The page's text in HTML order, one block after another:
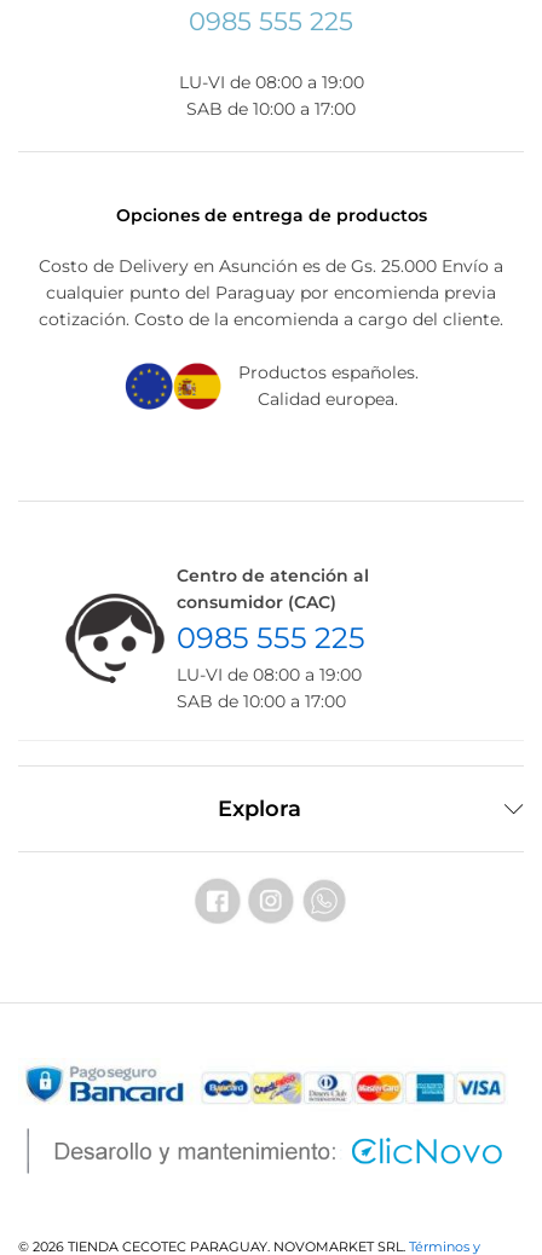
0985 555 225
LU-VI de 08:00 a 19:00
SAB de 10:00 a 17:00
Opciones de entrega de productos
Costo de Delivery en Asunción es de Gs. 25.000 Envío a
cualquier punto del Paraguay por encomienda previa
cotización. Costo de la encomienda a cargo del cliente.
Productos españoles.
Calidad europea.
Centro de atención al
consumidor (CAC)
0985 555 225
LU-VI de 08:00 a 19:00
SAB de 10:00 a 17:00
Explora
© 2026 TIENDA CECOTEC PARAGUAY. NOVOMARKET SRL. Términos y